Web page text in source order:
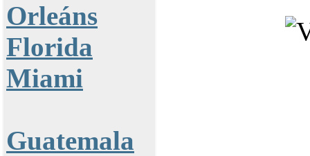
Orleáns
Florida
Miami
Guatemala